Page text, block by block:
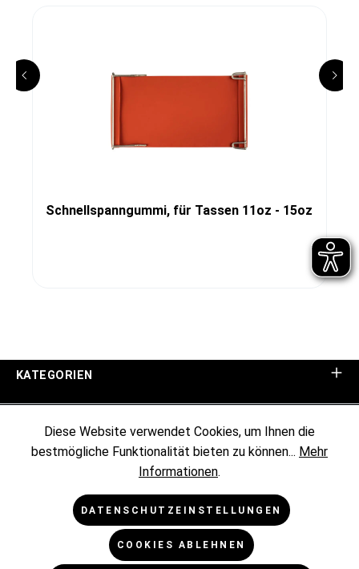
Schnellspanngummi, für Tassen 11oz - 15oz
KATEGORIEN
KUNDENINFORMATIONEN
RECHTLICHES
Diese Website verwendet Cookies, um Ihnen die
bestmögliche Funktionalität bieten zu können... Mehr
Informationen.
DATENSCHUTZEINSTELLUNGEN
COOKIES ABLEHNEN